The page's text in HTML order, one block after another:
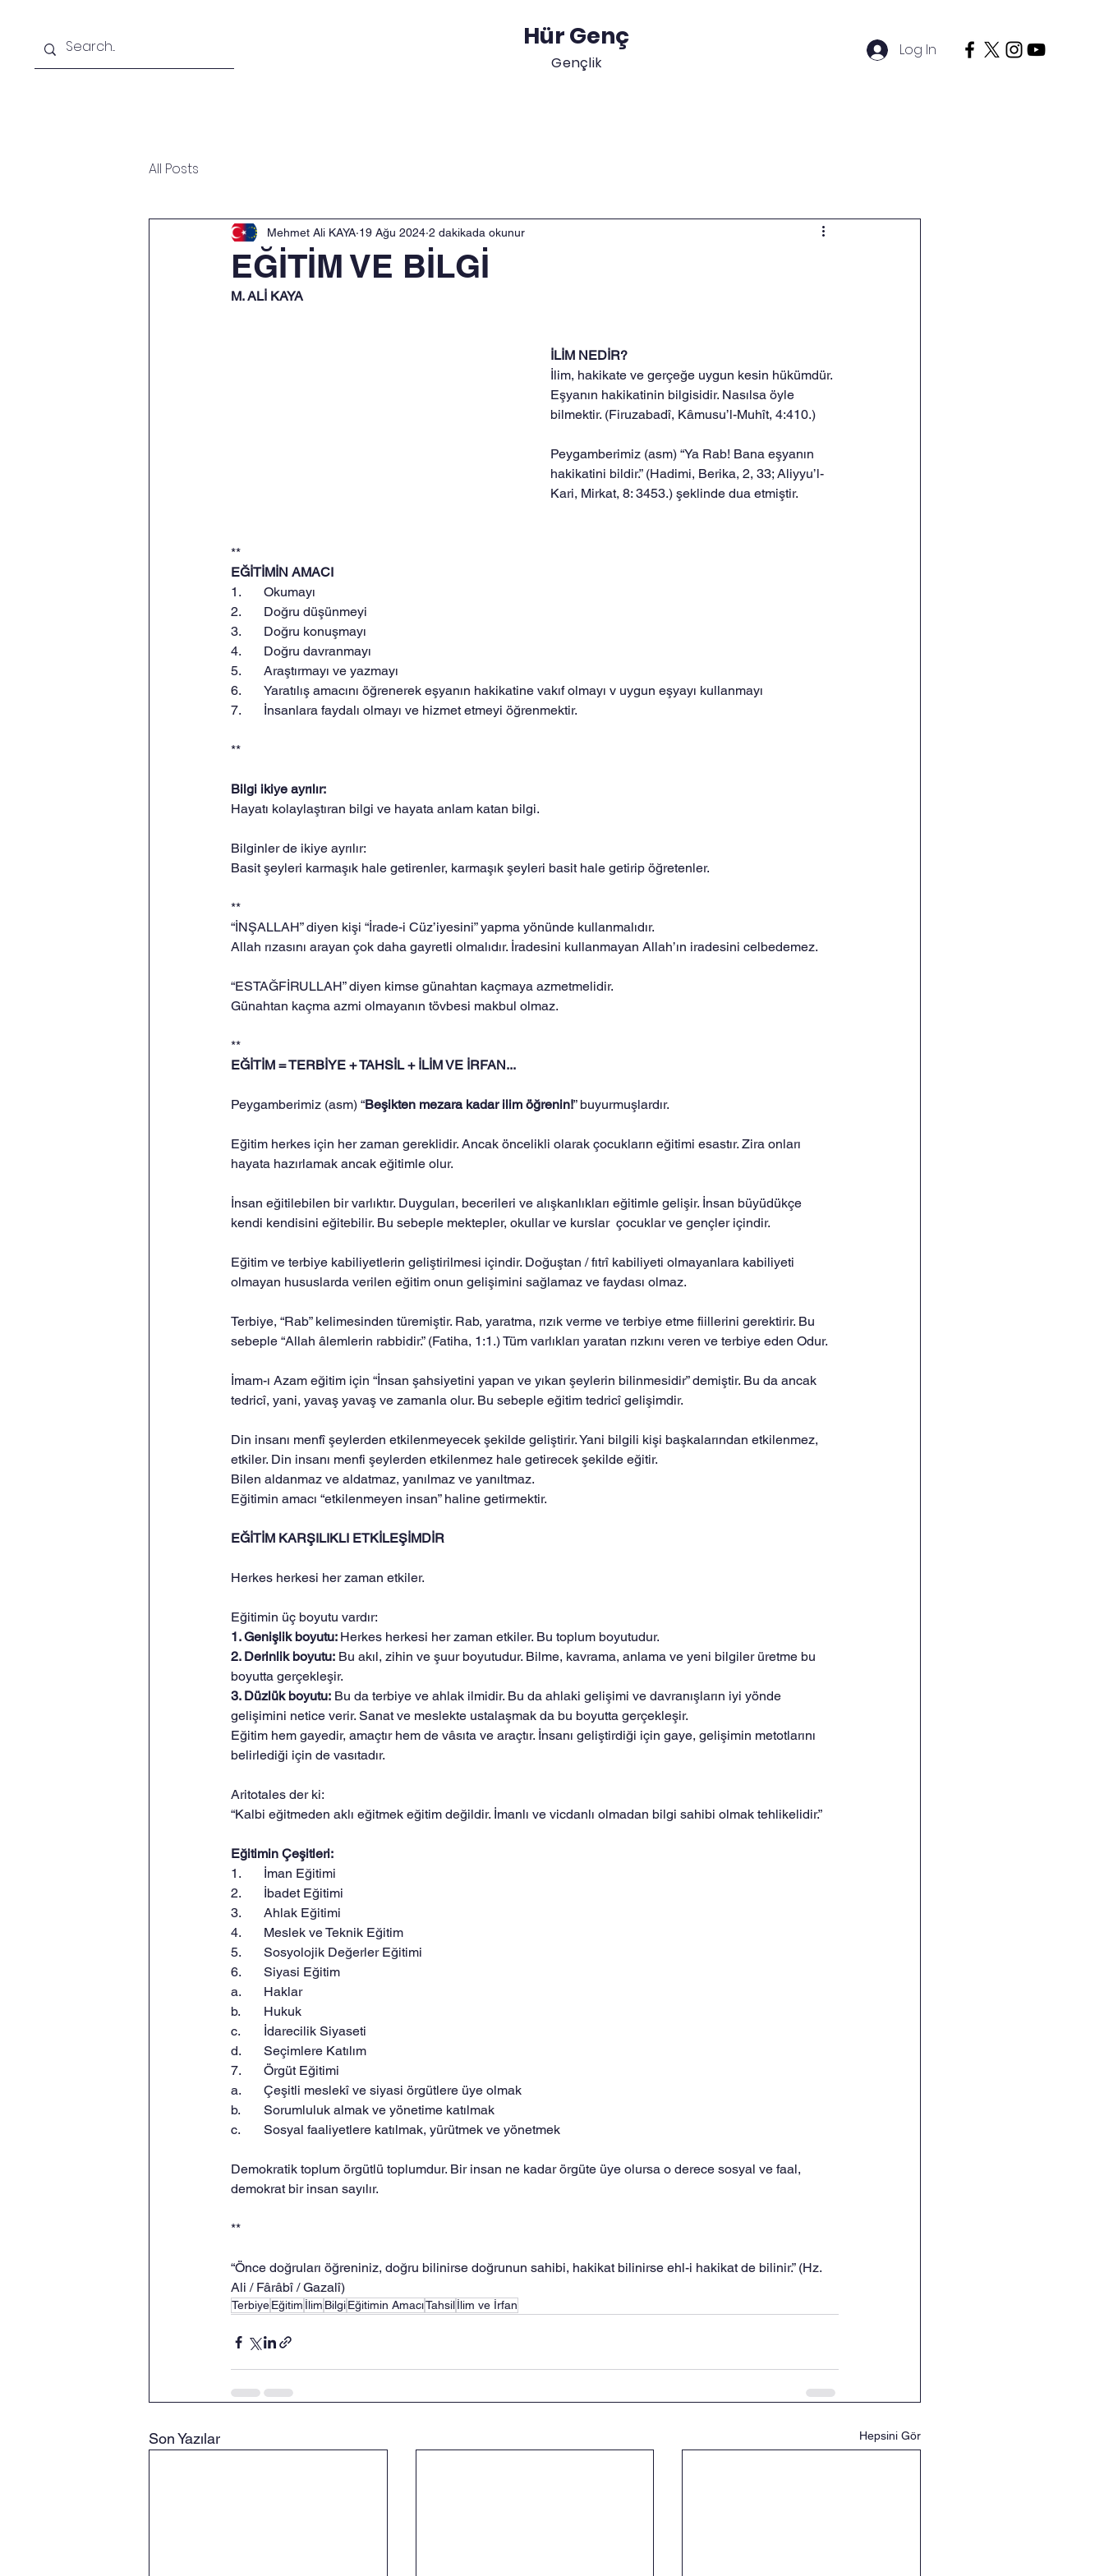
Hür Genç
Gençlik
Log In
All Posts
EĞİTİM VE BİLGİ
Mehmet Ali KAYA 19 Ağu 2024 2 dakikada okunur
M. ALİ KAYA
İLİM NEDİR?
İlim, hakikate ve gerçeğe uygun kesin hükümdür.
Eşyanın hakikatinin bilgisidir. Nasılsa öyle
bilmektir. (Firuzabadî, Kâmusu’l-Muhît, 4:410.)
Peygamberimiz (asm) “Ya Rab! Bana eşyanın
hakikatini bildir.” (Hadimi, Berika, 2, 33; Aliyyu’l-
Kari, Mirkat, 8: 3453.) şeklinde dua etmiştir.
**
EĞİTİMİN AMACI
1.	Okumayı
2.	Doğru düşünmeyi
3.	Doğru konuşmayı
4.	Doğru davranmayı
5.	Araştırmayı ve yazmayı
6.	Yaratılış amacını öğrenerek eşyanın hakikatine vakıf olmayı v uygun eşyayı kullanmayı
7.	İnsanlara faydalı olmayı ve hizmet etmeyi öğrenmektir.
**
Bilgi ikiye ayrılır:
Hayatı kolaylaştıran bilgi ve hayata anlam katan bilgi.
Bilginler de ikiye ayrılır:
Basit şeyleri karmaşık hale getirenler, karmaşık şeyleri basit hale getirip öğretenler.
**
“İNŞALLAH” diyen kişi “İrade-i Cüz’iyesini” yapma yönünde kullanmalıdır.
Allah rızasını arayan çok daha gayretli olmalıdır. İradesini kullanmayan Allah’ın iradesini celbedemez.
“ESTAĞFİRULLAH” diyen kimse günahtan kaçmaya azmetmelidir.
Günahtan kaçma azmi olmayanın tövbesi makbul olmaz.
**
EĞİTİM = TERBİYE + TAHSİL + İLİM VE İRFAN...
Peygamberimiz (asm) “Beşikten mezara kadar ilim öğrenin!” buyurmuşlardır.
Eğitim herkes için her zaman gereklidir. Ancak öncelikli olarak çocukların eğitimi esastır. Zira onları
hayata hazırlamak ancak eğitimle olur.
İnsan eğitilebilen bir varlıktır. Duyguları, becerileri ve alışkanlıkları eğitimle gelişir. İnsan büyüdükçe
kendi kendisini eğitebilir. Bu sebeple mektepler, okullar ve kurslar  çocuklar ve gençler içindir.
Eğitim ve terbiye kabiliyetlerin geliştirilmesi içindir. Doğuştan / fıtrî kabiliyeti olmayanlara kabiliyeti
olmayan hususlarda verilen eğitim onun gelişimini sağlamaz ve faydası olmaz.
Terbiye, “Rab” kelimesinden türemiştir. Rab, yaratma, rızık verme ve terbiye etme fiillerini gerektirir. Bu
sebeple “Allah âlemlerin rabbidir.” (Fatiha, 1:1.) Tüm varlıkları yaratan rızkını veren ve terbiye eden Odur.
İmam-ı Azam eğitim için “İnsan şahsiyetini yapan ve yıkan şeylerin bilinmesidir” demiştir. Bu da ancak
tedricî, yani, yavaş yavaş ve zamanla olur. Bu sebeple eğitim tedricî gelişimdir.
Din insanı menfî şeylerden etkilenmeyecek şekilde geliştirir. Yani bilgili kişi başkalarından etkilenmez,
etkiler. Din insanı menfi şeylerden etkilenmez hale getirecek şekilde eğitir.
Bilen aldanmaz ve aldatmaz, yanılmaz ve yanıltmaz.
Eğitimin amacı “etkilenmeyen insan” haline getirmektir.
EĞİTİM KARŞILIKLI ETKİLEŞİMDİR
Herkes herkesi her zaman etkiler.
Eğitimin üç boyutu vardır:
1. Genişlik boyutu: Herkes herkesi her zaman etkiler. Bu toplum boyutudur.
2. Derinlik boyutu: Bu akıl, zihin ve şuur boyutudur. Bilme, kavrama, anlama ve yeni bilgiler üretme bu
boyutta gerçekleşir.
3. Düzlük boyutu: Bu da terbiye ve ahlak ilmidir. Bu da ahlaki gelişimi ve davranışların iyi yönde
gelişimini netice verir. Sanat ve meslekte ustalaşmak da bu boyutta gerçekleşir.
Eğitim hem gayedir, amaçtır hem de vâsıta ve araçtır. İnsanı geliştirdiği için gaye, gelişimin metotlarını
belirlediği için de vasıtadır.
Aritotales der ki:
“Kalbi eğitmeden aklı eğitmek eğitim değildir. İmanlı ve vicdanlı olmadan bilgi sahibi olmak tehlikelidir.”
Eğitimin Çeşitleri:
1.	İman Eğitimi
2.	İbadet Eğitimi
3.	Ahlak Eğitimi
4.	Meslek ve Teknik Eğitim
5.	Sosyolojik Değerler Eğitimi
6.	Siyasi Eğitim
a.	Haklar
b.	Hukuk
c.	İdarecilik Siyaseti
d.	Seçimlere Katılım
7.	Örgüt Eğitimi
a.	Çeşitli meslekî ve siyasi örgütlere üye olmak
b.	Sorumluluk almak ve yönetime katılmak
c.	Sosyal faaliyetlere katılmak, yürütmek ve yönetmek
Demokratik toplum örgütlü toplumdur. Bir insan ne kadar örgüte üye olursa o derece sosyal ve faal,
demokrat bir insan sayılır.
**
“Önce doğruları öğreniniz, doğru bilinirse doğrunun sahibi, hakikat bilinirse ehl-i hakikat de bilinir.” (Hz.
Ali / Fârâbî / Gazalî)
TerbiyeEğitim İlim BilgiEğitimin AmacıTahsilİlim ve İrfan
Son Yazılar Hepsini Gör